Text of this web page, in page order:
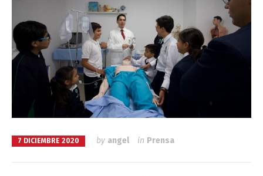
7 DICIEMBRE 2020 by angel in Prensa